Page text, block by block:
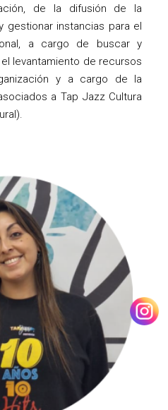
de la difusión de la
gestionar instancias para el
a cargo de buscar y
levantamiento de recursos
y a cargo de la
a Tap Jazz Cultura